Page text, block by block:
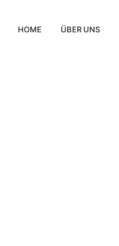
HOME ÜBER UNS